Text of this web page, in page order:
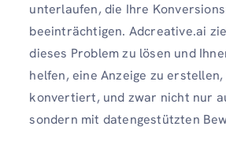
unterlaufen, die Ihre
beeinträchtigen. Adcreative.ai
dieses Problem zu lösen und
helfen, eine Anzeige zu
konvertiert, und zwar nicht nur
sondern mit datengestützten